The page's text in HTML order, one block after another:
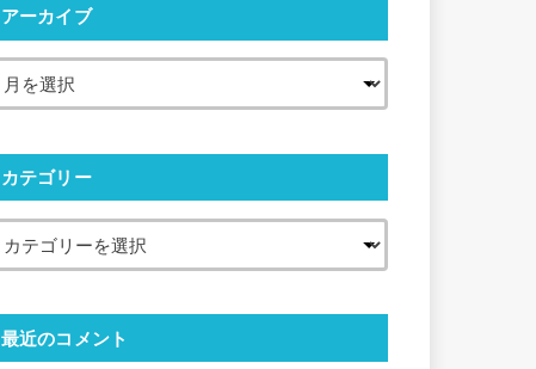
アーカイブ
カテゴリー
最近のコメント